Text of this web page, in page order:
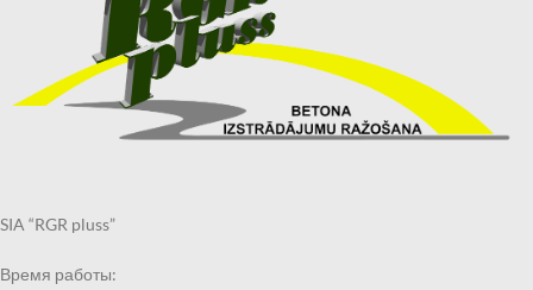
SIA “RGR pluss”
Время работы: